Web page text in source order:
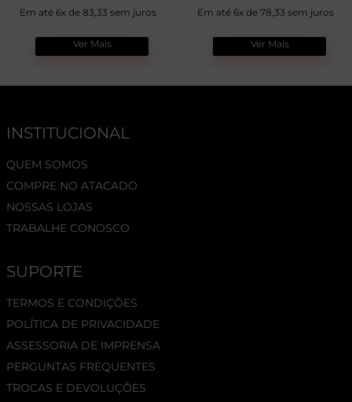
Em até 6x de 83,33 sem juros
Ver Mais
Em até 6x de 78,33 sem juros
Ver Mais
INSTITUCIONAL
QUEM SOMOS
COMPRE NO ATACADO
NOSSAS LOJAS
TRABALHE CONOSCO
SUPORTE
TERMOS E CONDIÇÕES
POLÍTICA DE PRIVACIDADE
ASSESSORIA DE IMPRENSA
PERGUNTAS FREQUENTES
TROCAS E DEVOLUÇÕES